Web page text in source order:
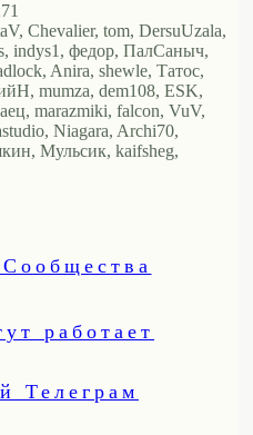
Chevalier, tom, DersuUzala,
indys1, федор, ПалСаныч,
Anira, shewle, Татос,
mumza, dem108, ESK,
marazmiki, falcon, VuV,
Niagara, Archi70,
Мульсик, kaifsheg,
работает
Телеграм